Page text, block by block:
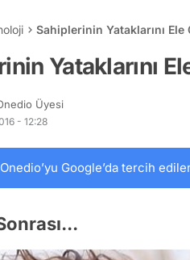
Sahiplerinin Yataklarını
Yataklarını
Üyesi
- 12:28
Onedio’yu Google’da tercih